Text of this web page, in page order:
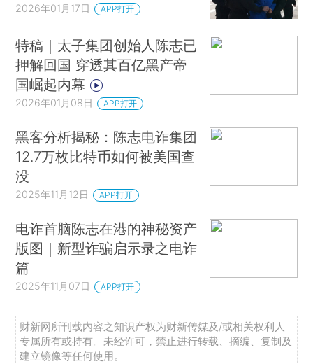
2026年01月17日 APP打开
特稿｜太子集团创始人陈志已
押解回国 穿透其百亿黑产帝
国崛起内幕
2026年01月08日 APP打开
黑客分析揭秘：陈志电诈集团
12.7万枚比特币如何被美国查
没
2025年11月12日 APP打开
电诈首脑陈志在港的神秘资产
版图｜新型诈骗启示录之电诈
篇
2025年11月07日 APP打开
财新网所刊载内容之知识产权为财新传媒及/或相关权利人
专属所有或持有。未经许可，禁止进行转载、摘编、复制及
建立镜像等任何使用。